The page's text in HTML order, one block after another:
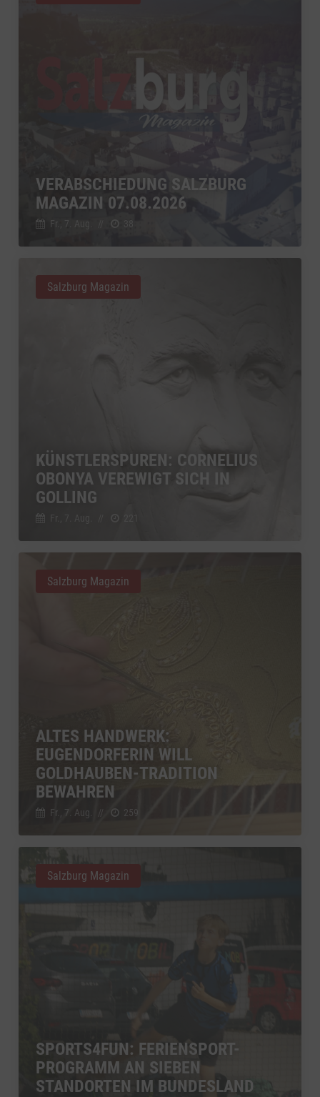
VERABSCHIEDUNG SALZBURG
MAGAZIN 07.08.2026
Fr., 7. Aug. 38
KÜNSTLERSPUREN: CORNELIUS
OBONYA VEREWIGT SICH IN
GOLLING
Salzburg Magazin
ALTES HANDWERK:
EUGENDORFERIN WILL
GOLDHAUBEN-TRADITION
BEWAHREN
Fr., 7. Aug. // 259
Salzburg Magazin
SPORTS4FUN: FERIENSPORT-
PROGRAMM AN SIEBEN
STANDORTEN IM BUNDESLAND
Salzburg Magazin